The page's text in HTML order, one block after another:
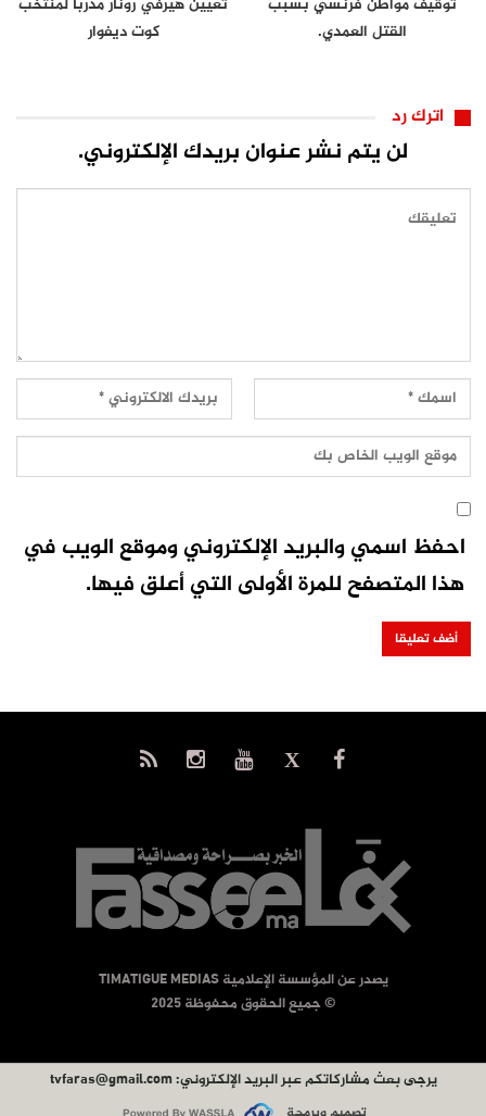
توقيف مواطن فرنسي بسبب
القتل العمدي.
تعيين هيرفي رونار مدربا لمنتخب
كوت ديفوار
اترك رد
لن يتم نشر عنوان بريدك الإلكتروني.
احفظ اسمي والبريد الإلكتروني وموقع الويب في
هذا المتصفح للمرة الأولى التي أعلق فيها.
يصدر عن المؤسسة الإعلامية TIMATIGUE MEDIAS
© جميع الحقوق محفوظة 2025
يرجى بعث مشاركاتكم عبر البريد الإلكتروني:tvfaras@gmail.com